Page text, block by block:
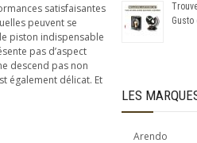
satisfaisantes
peuvent se
piston indispensable
pas d’aspect
descend pas non
également délicat. Et
Gusto
LES
Arendo